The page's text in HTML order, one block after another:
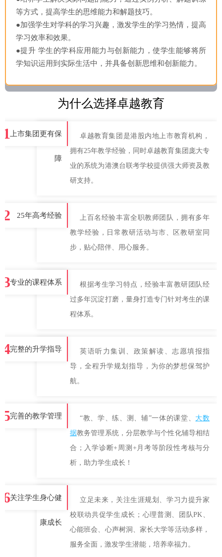
等方式，提高学生的思维能力和解题技巧。
●加强学生对学科的学习兴趣，激发学生的学习热情，提高
学习效率和效果。
●提升 学生的学科应用能力与创新能力，使学生能够将所
学知识运用到实际生活中，并具备创新思维和创新能力。
为什么选择卓越教育
1上市集团更有保
障
卓越教育集团是港股内地上市教育机构，
拥有25年教学经验，同时卓越教育集团庞大专
业的系统为港澳台联考学校提供强大师资及教
研支持。
2 25年高考经验
上百名经验丰富全职教师团队，拥有多年
教学经验，日常教研活动与市、区教研室同
步，贴心陪伴、用心服务。
3专业的课程体系
根据考生学习特点，经验丰富教研团队经
过多年沉淀打磨，量身打造专门针对考生的课
程体系。
4完整的升学指导
英语听力集训、政策解读、志愿填报指
导，全程升学规划指导，为你的梦想保驾护
航。
5完善的教学管理 “教、学、练、测、辅”一体的课堂、 大数
据教务管理系统，分层教学与个性化辅导相结
合；入学诊断+周测+月考等阶段性考核与分
析，助力学生成长！
6关注学生身心健
康成长
立足未来，关注生涯规划、学习力提升家
校联动共促学生成长；心理普测、团队PK、
心能班会、心声树洞、家长大学等活动多样，
服务全面，激发学生潜能，培养幸福力。